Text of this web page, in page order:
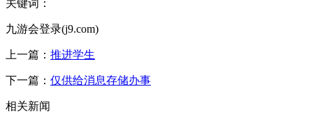
关键词：
九游会登录(j9.com)
上一篇： 推进学生
下一篇： 仅供给消息存储办事
相关新闻